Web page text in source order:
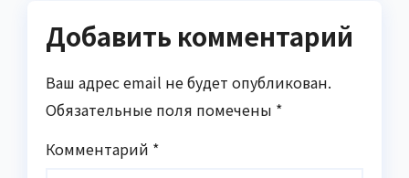
Добавить комментарий
Ваш адрес email не будет опубликован.
Обязательные поля помечены *
Комментарий *